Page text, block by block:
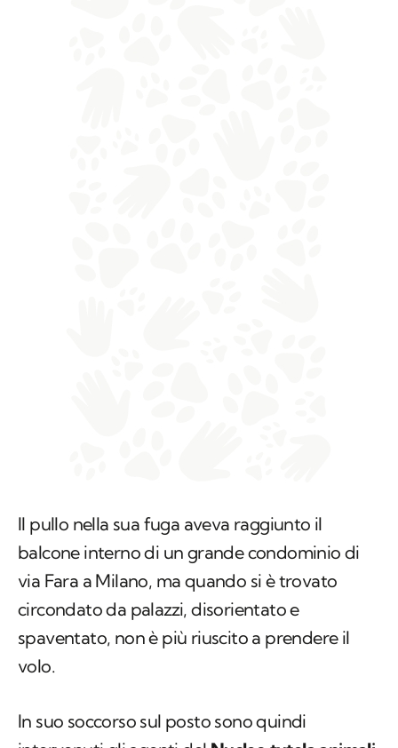
Il pullo nella sua fuga aveva raggiunto il
balcone interno di un grande condominio di
via Fara a Milano, ma quando si è trovato
circondato da palazzi, disorientato e
spaventato, non è più riuscito a prendere il
volo.